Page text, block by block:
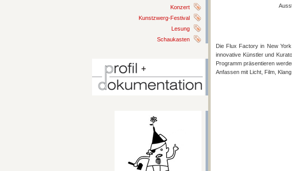
Konzert
Kunstzwerg-Festival
Lesung
Schaukasten
Die Flux Factory in New
innovative Künstler und
Programm präsentieren
Anfassen mit Licht, Film, Klang